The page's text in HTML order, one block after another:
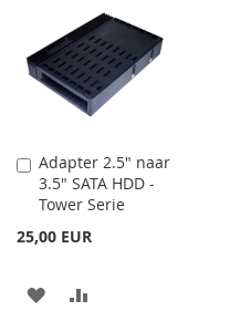
Adapter 2.5" naar
3.5" SATA HDD -
Tower Serie
25,00 EUR
Kosárba
HOZZÁADÁS